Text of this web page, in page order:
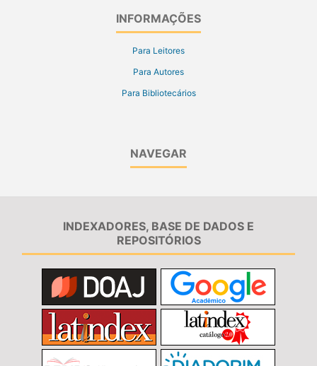
INFORMAÇÕES
Para Leitores
Para Autores
Para Bibliotecários
NAVEGAR
INDEXADORES, BASE DE DADOS E
REPOSITÓRIOS